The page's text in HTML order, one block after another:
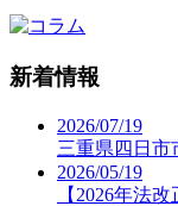
新着情報
2026/07/19
三重県四日市
2026/05/19
【2026年法